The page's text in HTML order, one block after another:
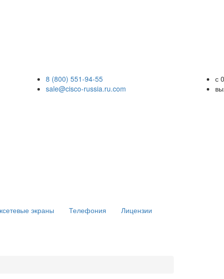
8 (800) 551-94-55
sale@cisco-russia.ru.com
с
экраны Телефония Лицензии